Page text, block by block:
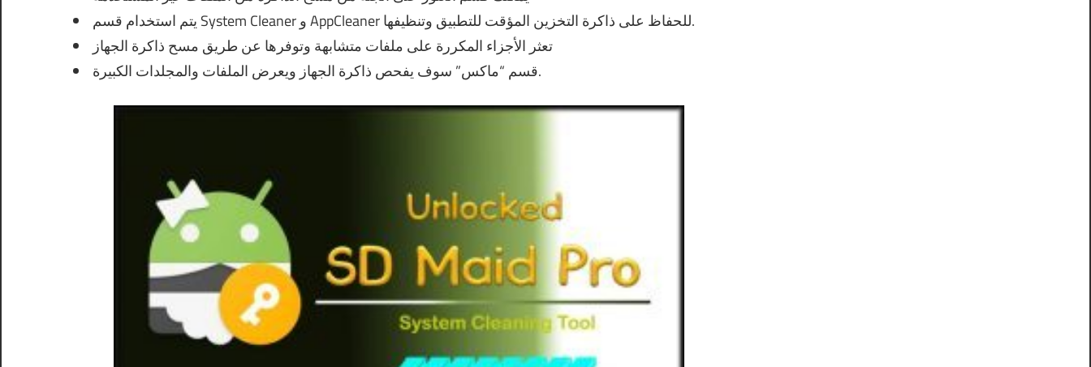
يتم استخدام قسم System Cleaner و AppCleaner للحفاظ على ذاكرة التخزين المؤقت للتطبيق وتنظيفها.
تعثر الأجزاء المكررة على ملفات متشابهة وتوفرها عن طريق مسح ذاكرة الجهاز
قسم “ماكس” سوف يفحص ذاكرة الجهاز ويعرض الملفات والمجلدات الكبيرة.